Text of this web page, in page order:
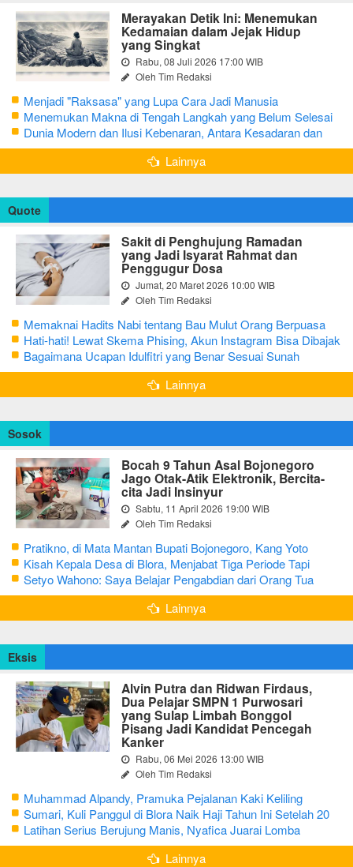
Merayakan Detik Ini: Menemukan
Kedamaian dalam Jejak Hidup
yang Singkat
Rabu, 08 Juli 2026 17:00 WIB
Oleh Tim Redaksi
Menjadi "Raksasa" yang Lupa Cara Jadi Manusia
Menemukan Makna di Tengah Langkah yang Belum Selesai
Dunia Modern dan Ilusi Kebenaran, Antara Kesadaran dan
terjebak Tipu Daya
Lainnya
Quote
Sakit di Penghujung Ramadan
yang Jadi Isyarat Rahmat dan
Penggugur Dosa
Jumat, 20 Maret 2026 10:00 WIB
Oleh Tim Redaksi
Memaknai Hadits Nabi tentang Bau Mulut Orang Berpuasa
Secara Bijak Agar Tidak Menggangu
Hati-hati! Lewat Skema Phising, Akun Instagram Bisa Dibajak
Kurang dari 3 Menit
Bagaimana Ucapan Idulfitri yang Benar Sesuai Sunah
Rasulullah
Lainnya
Sosok
Bocah 9 Tahun Asal Bojonegoro
Jago Otak-Atik Elektronik, Bercita-
cita Jadi Insinyur
Sabtu, 11 April 2026 19:00 WIB
Oleh Tim Redaksi
Pratikno, di Mata Mantan Bupati Bojonegoro, Kang Yoto
Kisah Kepala Desa di Blora, Menjabat Tiga Periode Tapi
Masih Hidup Sederhana
Setyo Wahono: Saya Belajar Pengabdian dari Orang Tua
Lainnya
Eksis
Alvin Putra dan Ridwan Firdaus,
Dua Pelajar SMPN 1 Purwosari
yang Sulap Limbah Bonggol
Pisang Jadi Kandidat Pencegah
Kanker
Rabu, 06 Mei 2026 13:00 WIB
Oleh Tim Redaksi
Muhammad Alpandy, Pramuka Pejalanan Kaki Keliling
Nusantara dengan Misi Literasi Budaya
Sumari, Kuli Panggul di Blora Naik Haji Tahun Ini Setelah 20
Tahun Sisihkan Uang Receh
Latihan Serius Berujung Manis, Nyafica Juarai Lomba
Bertutur tentang Nilai Hidup Orang Samin
Lainnya